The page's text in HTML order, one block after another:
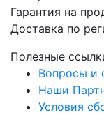
Гарантия на
Доставка по
Полезные
Вопросы и
Наши
Условия